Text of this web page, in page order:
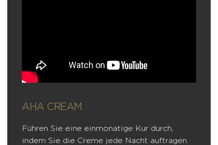
AHA CREAM
Führen Sie eine einmonatige Kur durch,
indem Sie die Creme jede Nacht auftragen.